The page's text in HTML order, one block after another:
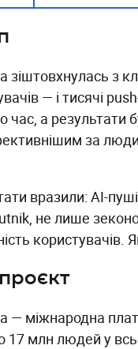
зіштовхнулась з
— і тисячі
час, а результати
за
вразили: AI-
не лише
користувачів.
— міжнародна
17 млн людей у